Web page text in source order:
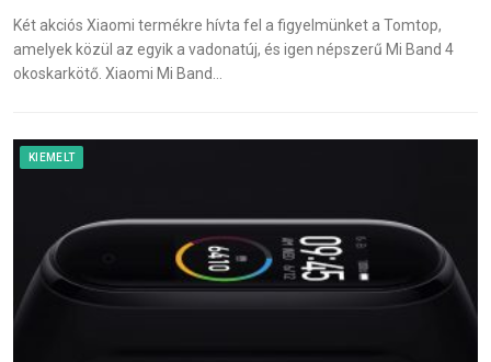
Két akciós Xiaomi termékre hívta fel a figyelmünket a Tomtop,
amelyek közül az egyik a vadonatúj, és igen népszerű Mi Band 4
okoskarkötő. Xiaomi Mi Band…
KIEMELT